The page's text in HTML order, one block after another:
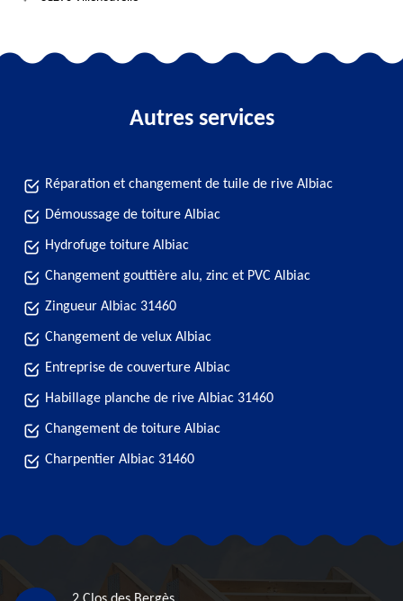
Autres services
Réparation et changement de tuile de rive Albiac
Démoussage de toiture Albiac
Hydrofuge toiture Albiac
Changement gouttière alu, zinc et PVC Albiac
Zingueur Albiac 31460
Changement de velux Albiac
Entreprise de couverture Albiac
Habillage planche de rive Albiac 31460
Changement de toiture Albiac
Charpentier Albiac 31460